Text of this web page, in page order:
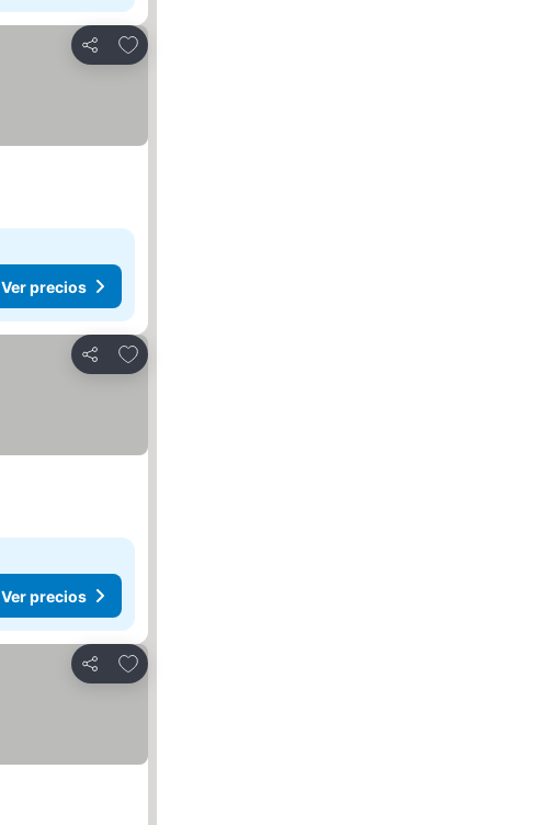
Compartir
Añadir a favoritos
Ver precios
Compartir
Añadir a favoritos
Ver precios
Compartir
Añadir a favoritos